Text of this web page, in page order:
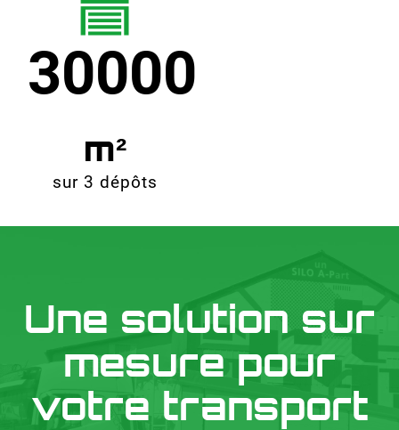
30000
sur 3 dépôts
Une solution sur
mesure pour
votre transport